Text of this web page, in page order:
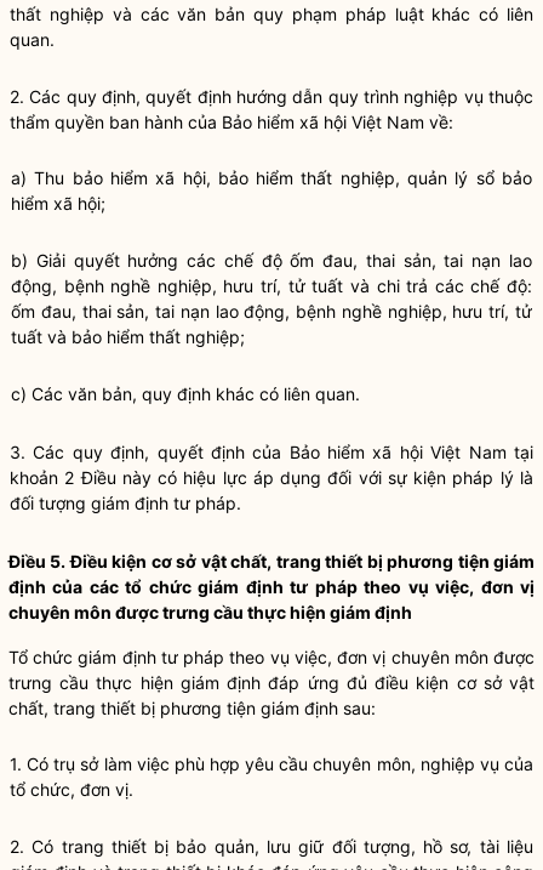
thất nghiệp và các văn bản quy phạm pháp luật khác có liên
quan.
2. Các quy định, quyết định hướng dẫn quy trình nghiệp vụ thuộc
thẩm quyền ban hành của Bảo hiểm xã hội Việt Nam về:
a) Thu bảo hiểm xã hội, bảo hiểm thất nghiệp, quản lý sổ bảo
hiểm xã hội;
b) Giải quyết hưởng các chế độ ốm đau, thai sản, tai nạn lao
động, bệnh nghề nghiệp, hưu trí, tử tuất và chi trả các chế độ:
ốm đau, thai sản, tai nạn lao động, bệnh nghề nghiệp, hưu trí, tử
tuất và bảo hiểm thất nghiệp;
c) Các văn bản, quy định khác có liên quan.
3. Các quy định, quyết định của Bảo hiểm xã hội Việt Nam tại
khoản 2 Điều này có hiệu lực áp dụng đối với sự kiện pháp lý là
đối tượng giám định tư pháp.
Điều 5. Điều kiện cơ sở vật chất, trang thiết bị phương tiện giám
định của các tổ chức giám định tư pháp theo vụ việc, đơn vị
chuyên môn được trưng cầu thực hiện giám định
Tổ chức giám định tư pháp theo vụ việc, đơn vị chuyên môn được
trưng cầu thực hiện giám định đáp ứng đủ điều kiện cơ sở vật
chất, trang thiết bị phương tiện giám định sau:
1. Có trụ sở làm việc phù hợp yêu cầu chuyên môn, nghiệp vụ của
tổ chức, đơn vị.
2. Có trang thiết bị bảo quản, lưu giữ đối tượng, hồ sơ, tài liệu